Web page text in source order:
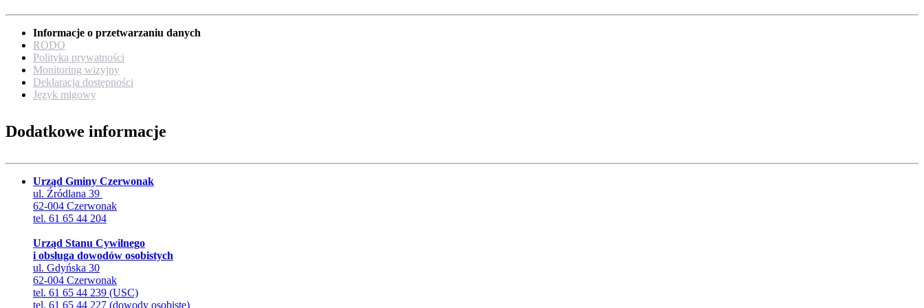
Informacje o przetwarzaniu danych
RODO
Polityka prywatności
Monitoring wizyjny
Deklaracja dostępności
Język migowy
Dodatkowe informacje
Urząd Gminy Czerwonak
ul. Źródlana 39
62-004 Czerwonak
tel. 61 65 44 204
Urząd Stanu Cywilnego
i obsługa dowodów osobistych
ul. Gdyńska 30
62-004 Czerwonak
tel. 61 65 44 239 (USC)
tel. 61 65 44 227 (dowody osobiste)